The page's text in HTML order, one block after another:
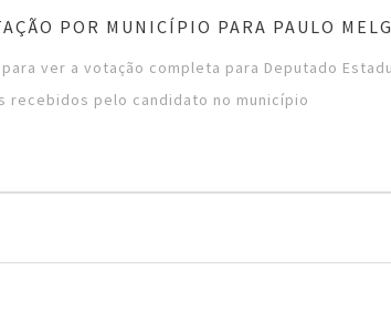
POR MUNICÍPIO PARA PAULO
ver a votação completa para Deputado
recebidos pelo candidato no município